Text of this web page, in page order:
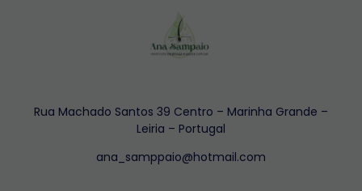
Rua Machado Santos 39 Centro – Marinha Grande –
Leiria – Portugal
ana_samppaio@hotmail.com